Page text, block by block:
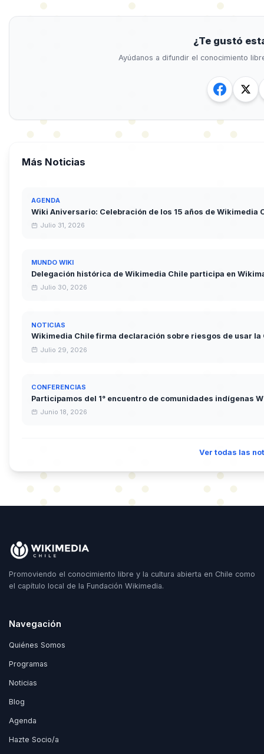
¿Te gustó
Ayúdanos a difundir el conocimiento
Más Noticias
AGENDA
Wiki Aniversario: Celebración de los 15 años de Wikimedia
Julio 31, 2026
MUNDO WIKI
Delegación histórica de Wikimedia Chile participa en
Julio 30, 2026
NOTICIAS
Wikimedia Chile firma declaración sobre riesgos de usar
Julio 29, 2026
CONFERENCIAS
Participamos del 1° encuentro de comunidades indígenas
Junio 18, 2026
Ver todas las
Promoviendo el conocimiento libre y la cultura abierta en Chile como
el capítulo local de la Fundación Wikimedia.
Navegación
Quiénes Somos
Programas
Noticias
Blog
Agenda
Hazte Socio/a